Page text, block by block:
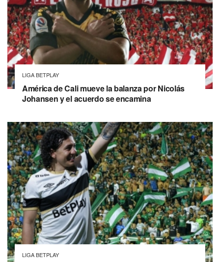
LIGA BETPLAY
América de Cali mueve la balanza por Nicolás
Johansen y el acuerdo se encamina
LIGA BETPLAY